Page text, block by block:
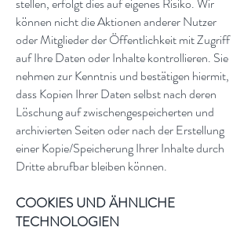
können nicht die Aktionen anderer Nutzer
oder Mitglieder der Öffentlichkeit mit Zugriff
auf Ihre Daten oder Inhalte kontrollieren. Sie
nehmen zur Kenntnis und bestätigen hiermit,
dass Kopien Ihrer Daten selbst nach deren
Löschung auf zwischengespeicherten und
archivierten Seiten oder nach der Erstellung
einer Kopie/Speicherung Ihrer Inhalte durch
Dritte abrufbar bleiben können.
COOKIES UND ÄHNLICHE
TECHNOLOGIEN